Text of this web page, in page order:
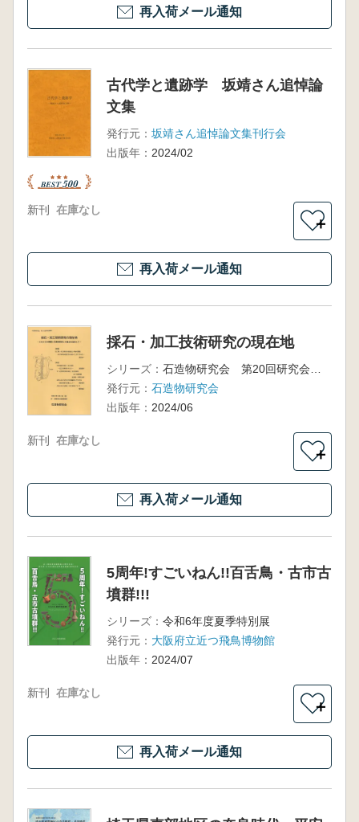
再入荷メール通知
古代学と遺跡学 坂靖さん追悼論
文集
発行元： 坂靖さん追悼論文集刊行会
出版年： 2024/02
新刊 在庫なし
＋
再入荷メール通知
採石・加工技術研究の現在地
シリーズ：
石造物研究会 第20回研究会資料
発行元： 石造物研究会
出版年： 2024/06
新刊 在庫なし
＋
再入荷メール通知
5周年!すごいねん!!百舌鳥・古市古
墳群!!!
シリーズ： 令和6年度夏季特別展
発行元： 大阪府立近つ飛鳥博物館
出版年： 2024/07
新刊 在庫なし
＋
再入荷メール通知